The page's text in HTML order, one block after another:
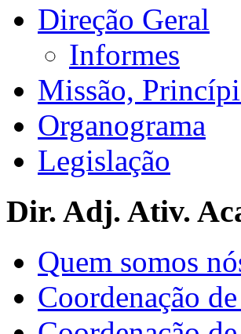
Direção Geral
Informes
Missão,
Organograma
Legislação
Dir. Adj. Ativ.
Quem somos
Coordenação